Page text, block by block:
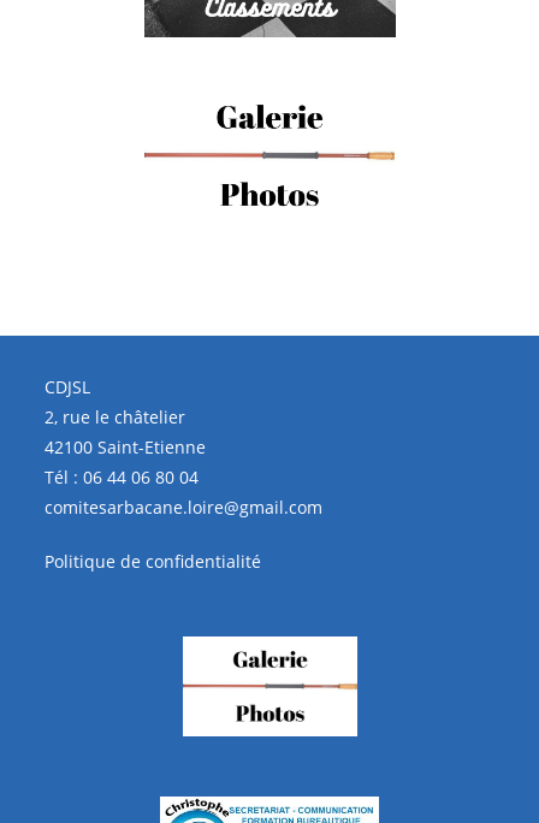
CDJSL
2, rue le châtelier
42100 Saint-Etienne
Tél :06 44 06 80 04
comitesarbacane.loire@gmail.com
Politique de confidentialité